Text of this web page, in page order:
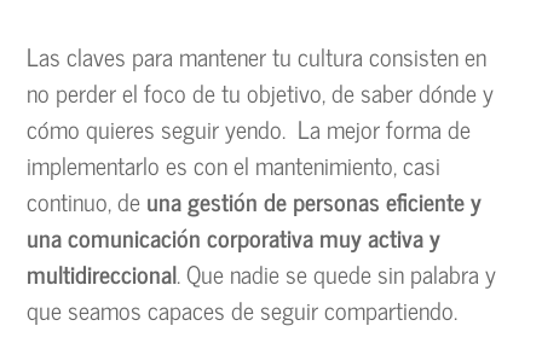
Las claves para mantener tu cultura consisten en
no perder el foco de tu objetivo, de saber dónde y
cómo quieres seguir yendo. La mejor forma de
implementarlo es con el mantenimiento, casi
continuo, deuna gestión de personas eficiente y
una comunicación corporativa muy activa y
multidireccional. Que nadie se quede sin palabra y
que seamos capaces de seguir compartiendo.